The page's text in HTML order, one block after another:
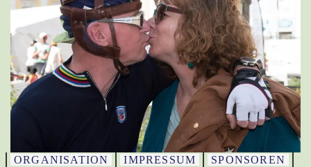
ORGANISATION IMPRESSUM
SPONSOREN